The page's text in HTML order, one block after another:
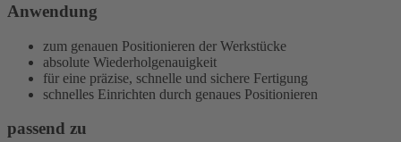
Anwendung
zum genauen Positionieren der Werkstücke
absolute Wiederholgenauigkeit
für eine präzise, schnelle und sichere Fertigung
schnelles Einrichten durch genaues Positionieren
passend zu